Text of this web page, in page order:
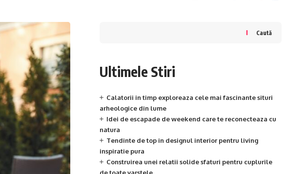
Caută
Ultimele Stiri
Calatorii in timp exploreaza cele mai fascinante situri
arheologice din lume
Idei de escapade de weekend care te reconecteaza cu
natura
Tendinte de top in designul interior pentru living
inspiratie pura
Construirea unei relatii solide sfaturi pentru cuplurile